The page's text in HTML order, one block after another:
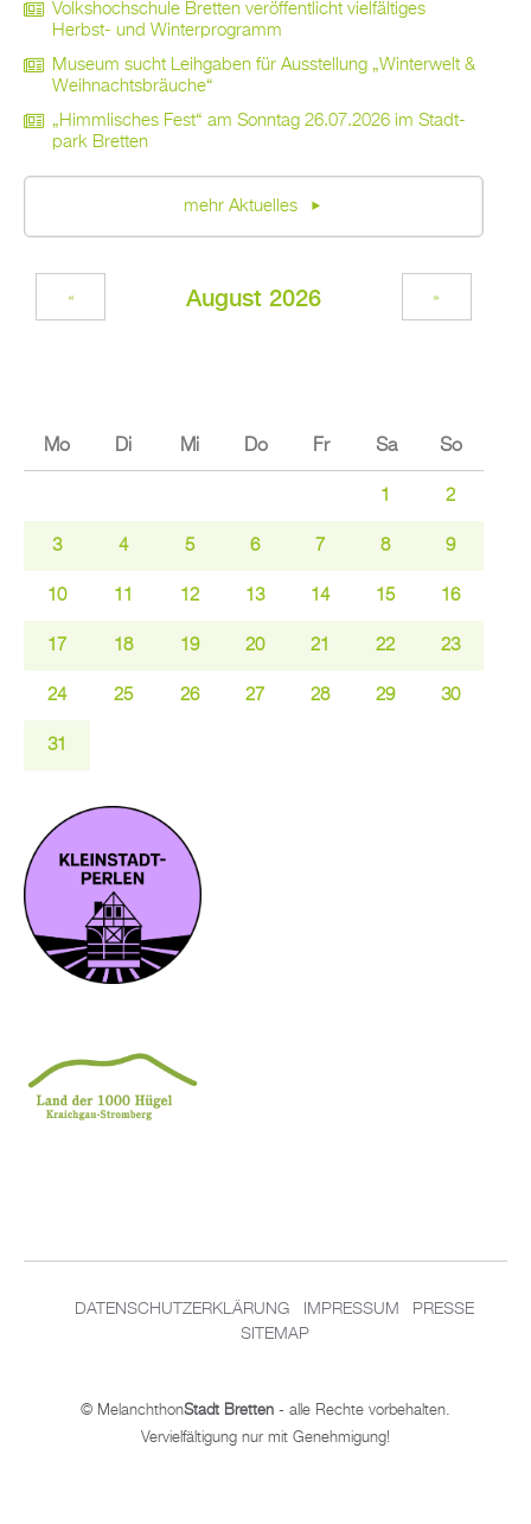
Volks­hoch­schu­le Brett­en ver­öf­fent­licht viel­fäl­ti­ges
Herbst- und Win­ter­pro­gramm
Mu­se­um sucht Leih­ga­ben für Aus­stel­lung „Win­ter­welt &
Weih­nachts­bräu­che“
„Himm­li­sches Fest“ am Sonn­tag 26.07.2026 im Stadt­
park Brett­en
mehr Ak­tu­el­les
Au­gust 2026
« »
Mo Di Mi Do Fr Sa So
1 2
3 4 5 6 7 8 9
10 11 12 13 14 15 16
17 18 19 20 21 22 23
24 25 26 27 28 29 30
31
DA­TEN­SCHUT­Z­ER­KLÄ­RUNG IM­PRES­SUM
PRES­SE
SITEMAP
© Me­lan­chthonStadt Brett­en - alle Rech­te vor­be­hal­ten.
Ver­viel­fäl­ti­gung nur mit Ge­neh­mi­gung!